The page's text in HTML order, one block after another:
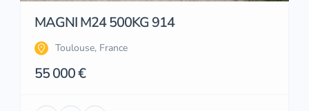
MAGNI M24 500KG 914
Toulouse, France
55 000 €